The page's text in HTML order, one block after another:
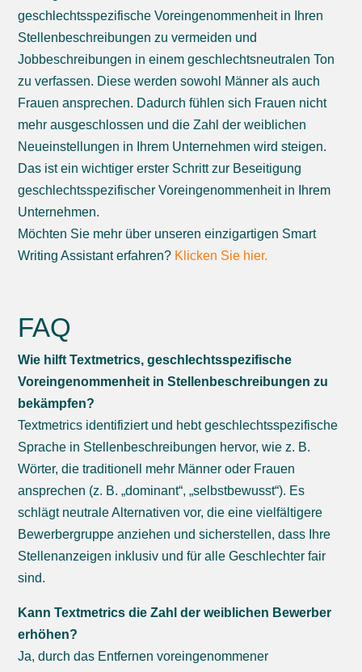
geschlechtsspezifische Voreingenommenheit in Ihren
Stellenbeschreibungen zu vermeiden und
Jobbeschreibungen in einem geschlechtsneutralen Ton
zu verfassen. Diese werden sowohl Männer als auch
Frauen ansprechen. Dadurch fühlen sich Frauen nicht
mehr ausgeschlossen und die Zahl der weiblichen
Neueinstellungen in Ihrem Unternehmen wird steigen.
Das ist ein wichtiger erster Schritt zur Beseitigung
geschlechtsspezifischer Voreingenommenheit in Ihrem
Unternehmen.
Möchten Sie mehr über unseren einzigartigen Smart
Writing Assistant erfahren? Klicken Sie hier.
FAQ
Wie hilft Textmetrics, geschlechtsspezifische
Voreingenommenheit in Stellenbeschreibungen zu
bekämpfen?
Textmetrics identifiziert und hebt geschlechtsspezifische
Sprache in Stellenbeschreibungen hervor, wie z. B.
Wörter, die traditionell mehr Männer oder Frauen
ansprechen (z. B. „dominant“, „selbstbewusst“). Es
schlägt neutrale Alternativen vor, die eine vielfältigere
Bewerbergruppe anziehen und sicherstellen, dass Ihre
Stellenanzeigen inklusiv und für alle Geschlechter fair
sind.
Kann Textmetrics die Zahl der weiblichen Bewerber
erhöhen?
Ja, durch das Entfernen voreingenommener